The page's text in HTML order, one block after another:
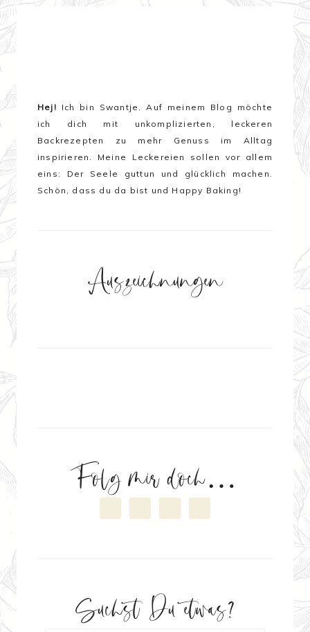
Hej! Ich bin Swantje. Auf meinem Blog möchte
ich dich mit unkomplizierten, leckeren
Backrezepten zu mehr Genuss im Alltag
inspirieren. Meine Leckereien sollen vor allem
eins: Der Seele guttun und glücklich machen .
Schön, dass du da bist und Happy Baking!
Auszeichnungen
Folg mir doch…
Suchst Du etwas?